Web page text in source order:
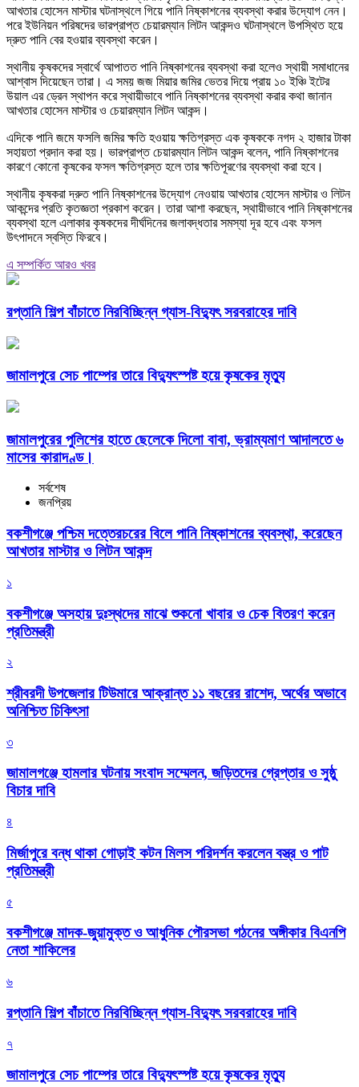
আখতার হোসেন মাস্টার ঘটনাস্থলে গিয়ে পানি নিষ্কাশনের ব্যবস্থা করার উদ্যোগ নেন।
পরে ইউনিয়ন পরিষদের ভারপ্রাপ্ত চেয়ারম্যান লিটন আকন্দও ঘটনাস্থলে উপস্থিত হয়ে
দ্রুত পানি বের হওয়ার ব্যবস্থা করেন।
স্থানীয় কৃষকদের স্বার্থে আপাতত পানি নিষ্কাশনের ব্যবস্থা করা হলেও স্থায়ী সমাধানের
আশ্বাস দিয়েছেন তারা। এ সময় জজ মিয়ার জমির ভেতর দিয়ে প্রায় ১০ ইঞ্চি ইটের
উয়াল এর ড্রেন স্থাপন করে স্থায়ীভাবে পানি নিষ্কাশনের ব্যবস্থা করার কথা জানান
আখতার হোসেন মাস্টার ও চেয়ারম্যান লিটন আকন্দ।
এদিকে পানি জমে ফসলি জমির ক্ষতি হওয়ায় ক্ষতিগ্রস্ত এক কৃষককে নগদ ২ হাজার টাকা
সহায়তা প্রদান করা হয়। ভারপ্রাপ্ত চেয়ারম্যান লিটন আকন্দ বলেন, পানি নিষ্কাশনের
কারণে কোনো কৃষকের ফসল ক্ষতিগ্রস্ত হলে তার ক্ষতিপূরণের ব্যবস্থা করা হবে।
স্থানীয় কৃষকরা দ্রুত পানি নিষ্কাশনের উদ্যোগ নেওয়ায় আখতার হোসেন মাস্টার ও লিটন
আকন্দের প্রতি কৃতজ্ঞতা প্রকাশ করেন। তারা আশা করছেন, স্থায়ীভাবে পানি নিষ্কাশনের
ব্যবস্থা হলে এলাকার কৃষকদের দীর্ঘদিনের জলাবদ্ধতার সমস্যা দূর হবে এবং ফসল
উৎপাদনে স্বস্তি ফিরবে।
এ সম্পর্কিত আরও খবর
রপ্তানি শিল্প বাঁচাতে নিরবিচ্ছিন্ন গ্যাস-বিদ্যুৎ সরবরাহের দাবি
জামালপুরে সেচ পাম্পের তারে বিদ্যুৎস্পষ্ট হয়ে কৃষকের মৃত্যু
জামালপুরের পুলিশের হাতে ছেলেকে দিলো বাবা, ভ্রাম্যমাণ আদালতে ৬
মাসের কারাদণ্ড।
সর্বশেষ
জনপ্রিয়
বকশীগঞ্জে পশ্চিম দত্তেরচরের বিলে পানি নিষ্কাশনের ব্যবস্থা, করেছেন
আখতার মাস্টার ও লিটন আকন্দ
১
বকশীগঞ্জে অসহায় দুঃস্থদের মাঝে শুকনো খাবার ও চেক বিতরণ করেন
প্রতিমন্ত্রী
২
শ্রীবরদী উপজেলার টিউমারে আক্রান্ত ১১ বছরের রাশেদ, অর্থের অভাবে
অনিশ্চিত চিকিৎসা
৩
জামালগঞ্জে হামলার ঘটনায় সংবাদ সম্মেলন, জড়িতদের গ্রেপ্তার ও সুষ্ঠু
বিচার দাবি
৪
মির্জাপুরে বন্ধ থাকা গোড়াই কটন মিলস পরিদর্শন করলেন বস্ত্র ও পাট
প্রতিমন্ত্রী
৫
বকশীগঞ্জে মাদক-জুয়ামুক্ত ও আধুনিক পৌরসভা গঠনের অঙ্গীকার বিএনপি
নেতা শাকিলের
৬
রপ্তানি শিল্প বাঁচাতে নিরবিচ্ছিন্ন গ্যাস-বিদ্যুৎ সরবরাহের দাবি
৭
জামালপুরে সেচ পাম্পের তারে বিদ্যুৎস্পষ্ট হয়ে কৃষকের মৃত্যু